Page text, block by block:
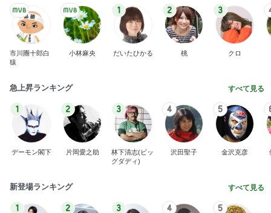
市川團十郎白
猿
小林麻央
1
だいたひかる
2
桃
3
クロ
急上昇ランキング すべて見る
1
デーモン閣下
2
片岡愛之助
3
林下清志(ビッ
グダディ)
4
沢田聖子
5
金沢克彦
新登場ランキング すべて見る
1 2 3 4 5